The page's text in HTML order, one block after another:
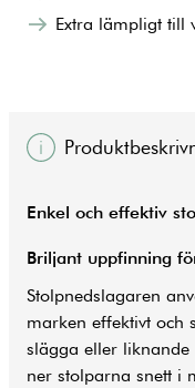
Extra lämpligt till
Enkel och effektiv
Briljant uppfinning
Stolpnedslagaren
marken effektivt och
slägga eller
ner stolparna snett i